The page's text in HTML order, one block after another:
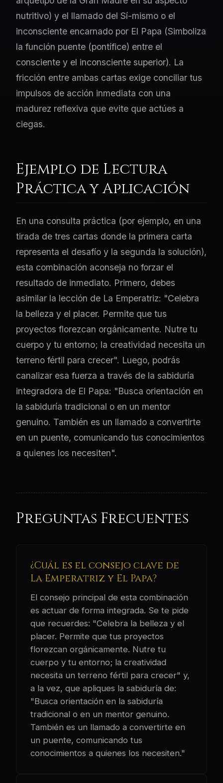
nutritivo) y el llamado del Sí-mismo o el
inconsciente encarnado por El Papa (Simboliza
la función puente (pontífice) entre el
consciente y el inconsciente superior). La
fricción entre ambas cartas exige conciliar tus
impulsos de acción inmediata con una
madurez reflexiva que evite que actúes a
ciegas.
Ejemplo de Lectura
Práctica y Aplicación
En una consulta práctica (por ejemplo, en una
tirada de tres cartas donde la primera carta
representa el desafío y la segunda la solución),
esta combinación aconseja no forzar el
resultado de inmediato. Primero, debes
asimilar la lección de La Emperatriz: "Celebra
la belleza y el placer. Permite que tus
proyectos florezcan orgánicamente. Nutre tu
cuerpo y tu entorno; la creatividad necesita un
terreno fértil para crecer". Luego, podrás
canalizar esa fuerza a través de la sabiduría
integradora de El Papa: "Busca orientación en
la sabiduría tradicional o en un mentor
genuino. También es un llamado a convertirte
en un puente, comunicando tus conocimientos
a quienes los necesiten".
Preguntas Frecuentes
¿Cuál es el consejo clave de
La Emperatriz y El Papa?
El consejo principal de esta combinación
es actuar de forma integrada. Se te pide
que recuerdes: "Celebra la belleza y el
placer. Permite que tus proyectos
florezcan orgánicamente. Nutre tu
cuerpo y tu entorno; la creatividad
necesita un terreno fértil para crecer" y,
a la vez, que apliques la sabiduría de:
"Busca orientación en la sabiduría
tradicional o en un mentor genuino.
También es un llamado a convertirte en
un puente, comunicando tus
conocimientos a quienes los necesiten."